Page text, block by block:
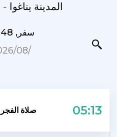
المدينة يناغوا
24 سفر, 1448
07‏/08‏/2026
صلاة الفجر 05:13